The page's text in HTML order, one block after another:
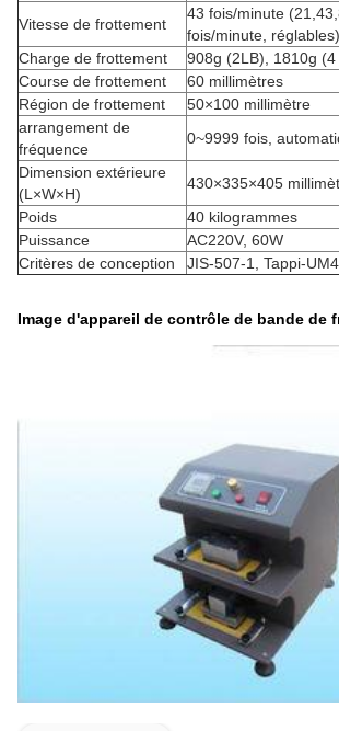
Vitesse de frottement
43 fois/minute
fois/minute, réglables)
Charge de frottement
908g (2LB), 1810g (4
Course de frottement
60 millimètres
Région de frottement
50×100 millimètre
arrangement de
fréquence
0~9999 fois,
Dimension extérieure
(L×W×H)
430×335×405
Poids
40 kilogrammes
Puissance
AC220V, 60W
Critères de conception
JIS-507-1, Tappi-
Image d'appareil de contrôle de bande de